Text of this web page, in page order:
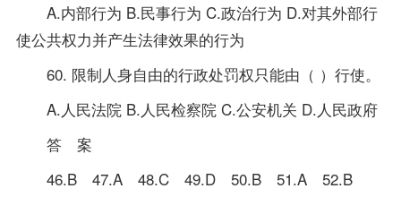
A.内部行为 B.民事行为 C.政治行为 D.对其外部行
使公共权力并产生法律效果的行为
60. 限制人身自由的行政处罚权只能由（ ）行使。
A.人民法院 B.人民检察院 C.公安机关 D.人民政府
答 案
46.B 47.A 48.C 49.D 50.B 51.A 52.B